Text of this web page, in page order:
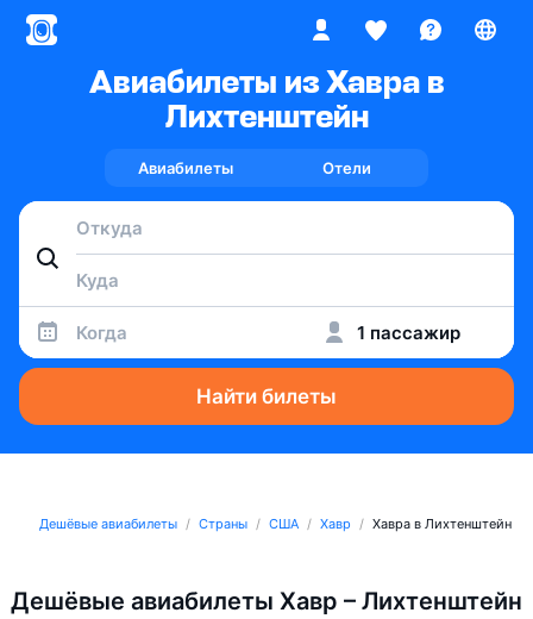
Авиабилеты из Хавра в
Лихтенштейн
Авиабилеты Отели
Когда 1 пассажир
Найти билеты
Дешёвые авиабилеты Страны США Хавр Хавра в Лихтенштейн
Дешёвые авиабилеты Хавр – Лихтенштейн